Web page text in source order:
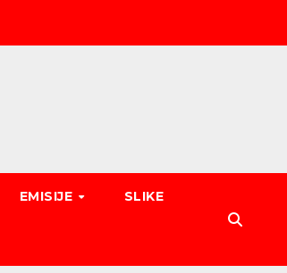
EMISIJE SLIKE